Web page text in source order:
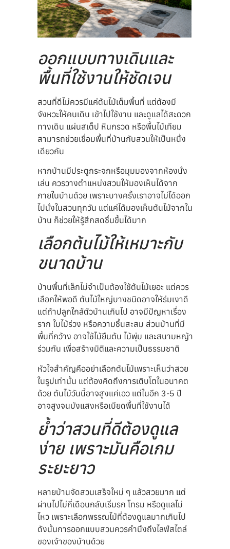
ออกแบบทางเดินและ
พื้นที่ใช้งานให้ชัดเจน
สวนที่ดีไม่ควรมีแค่ต้นไม้เต็มพื้นที่ แต่ต้องมี
จังหวะให้คนเดิน เข้าไปใช้งาน และดูแลได้สะดวก
ทางเดิน แผ่นสเต็ป หินกรวด หรือพื้นไม้เทียม
สามารถช่วยเชื่อมพื้นที่บ้านกับสวนให้เป็นหนึ่ง
เดียวกัน
หากบ้านมีประตูกระจกหรือมุมมองจากห้องนั่ง
เล่น ควรวางตำแหน่งสวนให้มองเห็นได้จาก
ภายในบ้านด้วย เพราะบางครั้งเราอาจไม่ได้ออก
ไปนั่งในสวนทุกวัน แต่แค่ได้มองเห็นต้นไม้จากใน
บ้าน ก็ช่วยให้รู้สึกสดชื่นขึ้นได้มาก
เลือกต้นไม้ให้เหมาะกับ
ขนาดบ้าน
บ้านพื้นที่เล็กไม่จำเป็นต้องใช้ต้นไม้เยอะ แต่ควร
เลือกให้พอดี ต้นไม้ใหญ่บางชนิดอาจให้ร่มเงาดี
แต่ถ้าปลูกใกล้ตัวบ้านเกินไป อาจมีปัญหาเรื่อง
ราก ใบไม้ร่วง หรือความชื้นสะสม ส่วนบ้านที่มี
พื้นที่กว้าง อาจใช้ไม้ยืนต้น ไม้พุ่ม และสนามหญ้า
ร่วมกัน เพื่อสร้างมิติและความเป็นธรรมชาติ
หัวใจสำคัญคืออย่าเลือกต้นไม้เพราะเห็นว่าสวย
ในรูปเท่านั้น แต่ต้องคิดถึงการเติบโตในอนาคต
ด้วย ต้นไม้วันนี้อาจสูงแค่เอว แต่ในอีก 3-5 ปี
อาจสูงจนบังแสงหรือเบียดพื้นที่ใช้งานได้
ย้ำว่าสวนที่ดีต้องดูแล
ง่าย เพราะมันคือเกม
ระยะยาว
หลายบ้านจัดสวนเสร็จใหม่ ๆ แล้วสวยมาก แต่
ผ่านไปไม่กี่เดือนกลับเริ่มรก โทรม หรือดูแลไม่
ไหว เพราะเลือกพรรณไม้ที่ต้องดูแลมากเกินไป
ดังนั้นการออกแบบสวนควรคำนึงถึงไลฟ์สไตล์
ของเจ้าของบ้านด้วย